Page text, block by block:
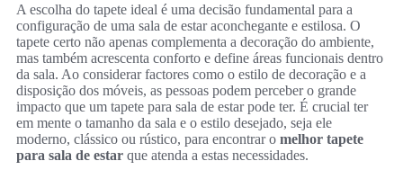
A escolha do tapete ideal é uma decisão fundamental para a
configuração de uma sala de estar aconchegante e estilosa. O
tapete certo não apenas complementa a decoração do ambiente,
mas também acrescenta conforto e define áreas funcionais dentro
da sala. Ao considerar factores como o estilo de decoração e a
disposição dos móveis, as pessoas podem perceber o grande
impacto que um tapete para sala de estar pode ter. É crucial ter
em mente o tamanho da sala e o estilo desejado, seja ele
moderno, clássico ou rústico, para encontrar o melhor tapete
para sala de estar que atenda a estas necessidades.